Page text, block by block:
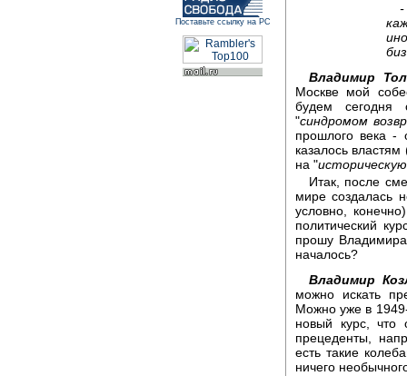
Поставьте ссылку на РС
-
Владимир
Москве мой
будем сегодня
"синдромом
прошлого века -
казалось
на "
Итак, после
мире создалась
условно,
политический
прошу Владимира
началось?
Владимир
можно искать
Можно уже в
новый курс, что
прецеденты,
есть такие
ничего